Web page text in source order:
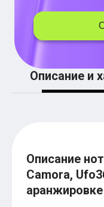
Легкие аккорды
Аккорды со словами
BEARWOLF
Мари Краймбрери
Комната культуры
XOLIDAYBOY
Пицца
Анжелика Варум
Алексей Чумаков
Леонид Агутин
Описание и
Описание
Camora,